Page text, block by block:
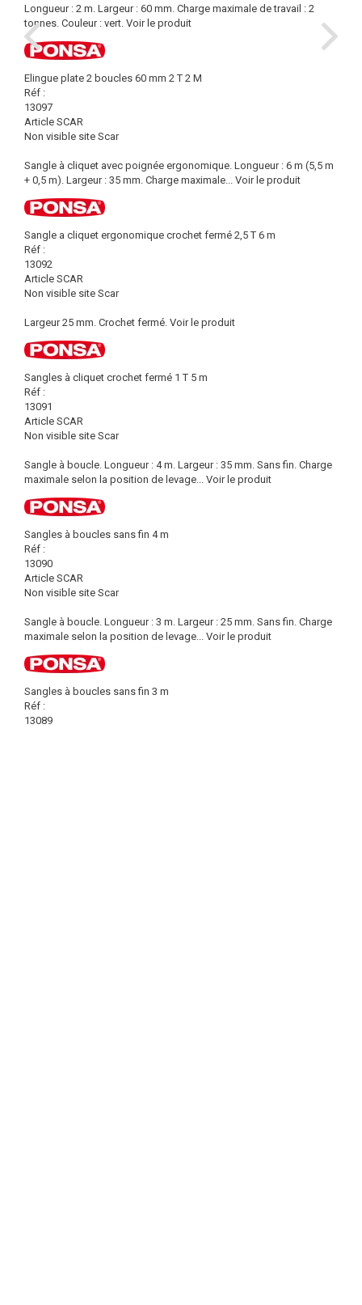
Longueur : 2 m. Largeur : 60 mm. Charge maximale de travail : 2
tonnes. Couleur : vert. Voir le produit
Elingue plate 2 boucles 60 mm 2 T 2 M
Réf :
13097
Article SCAR
Non visible site Scar
Sangle à cliquet avec poignée ergonomique. Longueur : 6 m (5,5 m
+ 0,5 m). Largeur : 35 mm. Charge maximale... Voir le produit
Sangle a cliquet ergonomique crochet fermé 2,5 T 6 m
Réf :
13092
Article SCAR
Non visible site Scar
Largeur 25 mm. Crochet fermé. Voir le produit
Sangles à cliquet crochet fermé 1 T 5 m
Réf :
13091
Article SCAR
Non visible site Scar
Sangle à boucle. Longueur : 4 m. Largeur : 35 mm. Sans fin. Charge
maximale selon la position de levage... Voir le produit
Sangles à boucles sans fin 4 m
Réf :
13090
Article SCAR
Non visible site Scar
Sangle à boucle. Longueur : 3 m. Largeur : 25 mm. Sans fin. Charge
maximale selon la position de levage... Voir le produit
Sangles à boucles sans fin 3 m
Réf :
13089